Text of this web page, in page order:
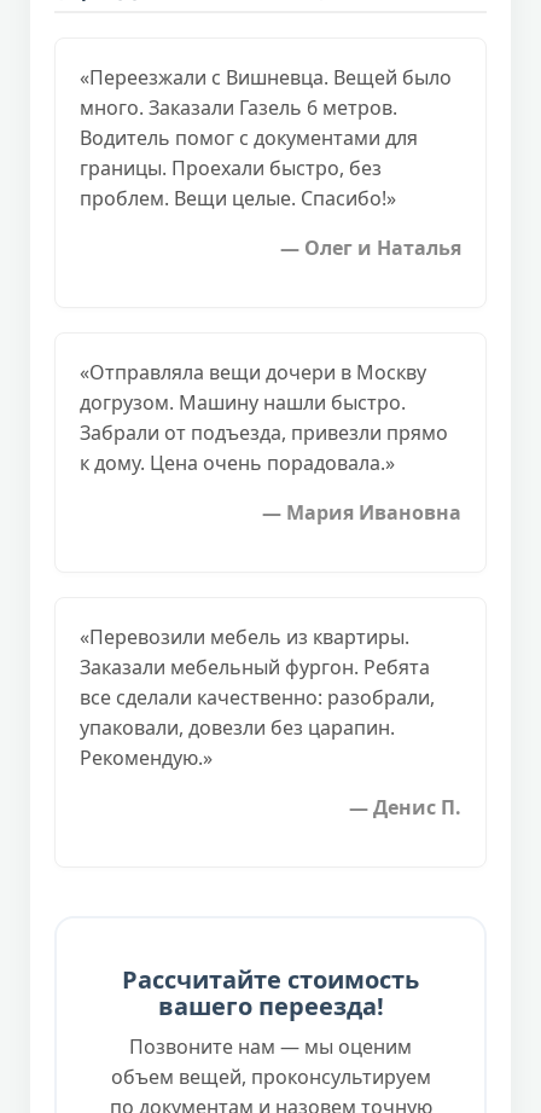
«Переезжали с Вишневца. Вещей было
много. Заказали Газель 6 метров.
Водитель помог с документами для
границы. Проехали быстро, без
проблем. Вещи целые. Спасибо!»
— Олег и Наталья
«Отправляла вещи дочери в Москву
догрузом. Машину нашли быстро.
Забрали от подъезда, привезли прямо
к дому. Цена очень порадовала.»
— Мария Ивановна
«Перевозили мебель из квартиры.
Заказали мебельный фургон. Ребята
все сделали качественно: разобрали,
упаковали, довезли без царапин.
Рекомендую.»
— Денис П.
Рассчитайте стоимость
вашего переезда!
Позвоните нам — мы оценим
объем вещей, проконсультируем
по документам и назовем точную